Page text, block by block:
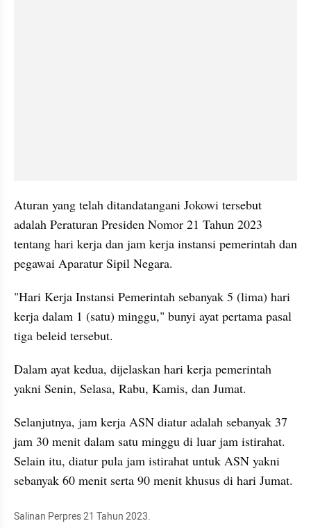
Aturan yang telah ditandatangani Jokowi tersebut
adalah Peraturan Presiden Nomor 21 Tahun 2023
tentang hari kerja dan jam kerja instansi pemerintah dan
pegawai Aparatur Sipil Negara.
"Hari Kerja Instansi Pemerintah sebanyak 5 (lima) hari
kerja dalam 1 (satu) minggu," bunyi ayat pertama pasal
tiga beleid tersebut.
Dalam ayat kedua, dijelaskan hari kerja pemerintah
yakni Senin, Selasa, Rabu, Kamis, dan Jumat.
Selanjutnya, jam kerja ASN diatur adalah sebanyak 37
jam 30 menit dalam satu minggu di luar jam istirahat.
Selain itu, diatur pula jam istirahat untuk ASN yakni
sebanyak 60 menit serta 90 menit khusus di hari Jumat.
Salinan Perpres 21 Tahun 2023.